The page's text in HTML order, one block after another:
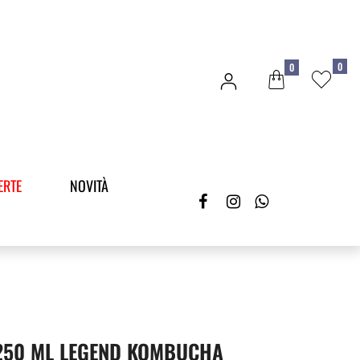
0 0
NOVITÀ
ML LEGEND KOMBUCHA